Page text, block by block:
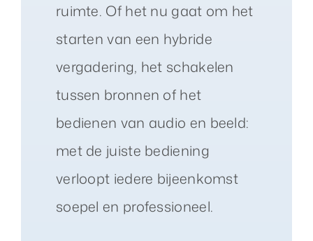
ruimte. Of het nu gaat om het
starten van een hybride
vergadering, het schakelen
tussen bronnen of het
bedienen van audio en beeld:
met de juiste bediening
verloopt iedere bijeenkomst
soepel en professioneel.